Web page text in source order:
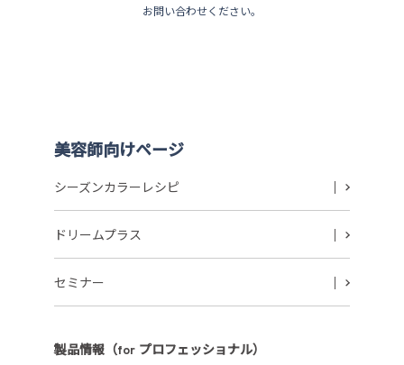
お問い合わせください。
美容師向けページ
シーズンカラーレシピ
ドリームプラス
セミナー
製品情報（for プロフェッショナル）